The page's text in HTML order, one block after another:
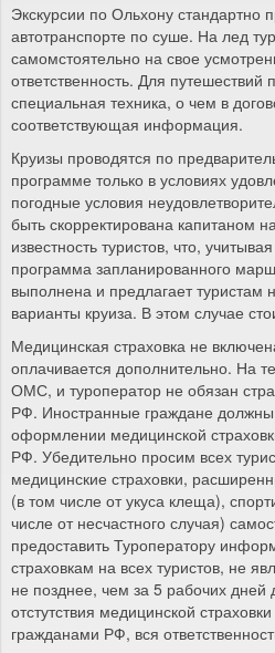
Экскурсии по Ольхону стандартно
автотранспорте по суше. На лед
самомстоятельно на свое
ответственность. Для путешествий
специальная техника, о чем в
соответствующая информация.
Круизы проводятся по
программе только в условиях
погодные условия
быть скорректирована капитаном
известность туристов, что,
программа запланированного
выполнена и предлагает туристам
варианты круиза. В этом случае
Медицинская страховка не
оплачивается дополнительно. На
ОМС, и туроператор не обязан
РФ. Иностранные граждане должны
оформлении медицинской
РФ. Убедительно просим всех
медицинские страховки,
(в том числе от укуса клеща),
числе от несчастного случая)
предоставить Туроператору
страховкам на всех туристов, не
не позднее, чем за 5 рабочих дней
отстутствия медицинской
гражданами РФ, вся